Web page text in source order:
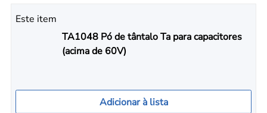
Este item
TA1048 Pó de tântalo Ta para capacitores
(acima de 60V)
Adicionar à lista